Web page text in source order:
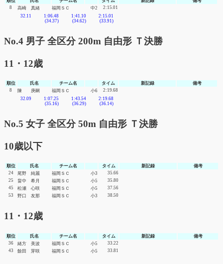
8
高崎 真緒 福岡ＳＣ 中2
2:15.01
32.11
1:06.48
(34.37)
1:41.10
(34.62)
2:15.01
(33.91)
No.4 男子 全区分 200m 自由形 Ｔ決勝
11・12歳
順位 氏名 チーム名 タイム 新記録
備考
8
陳 庚嗣 福岡ＳＣ 小6
2:19.68
32.09
1:07.25
(35.16)
1:43.54
(36.29)
2:19.68
(36.14)
No.5 女子 全区分 50m 自由形 Ｔ決勝
10歳以下
順位 氏名 チーム名 タイム 新記録
備考
24
尾野 純麗 福岡ＳＣ 小3
35.66
25
畠中 希月 福岡ＳＣ 小5
35.80
45
松瀬 心咲 福岡ＳＣ 小5
37.56
53
野口 友那 福岡ＳＣ 小3 38.50
11・12歳
順位 氏名 チーム名 タイム 新記録
備考
36
緒方 美波 福岡ＳＣ 小5
33.22
43
餘田 芽咲 福岡ＳＣ 小5 33.81